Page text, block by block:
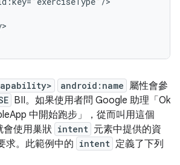
android:name 屬性會參
BII。如果使用者問 Google 助理「Ok
中開始跑步」
，從而叫用這個
會使用巢狀 intent 元素中提供的資
求。此範例中的 intent 定義了下列